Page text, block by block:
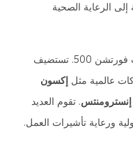
إلى الرعاية الصحية
تُعد تكساس أيضاً مركزاً رئيسياً لشركات فورتشن 500. تستضيف
عالمية مثل إكسون
. تقوم العديد
ورعاية تأشيرات العمل.